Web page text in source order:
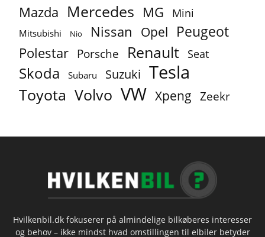
Mazda Mercedes MG Mini
Mitsubishi Nio Nissan Opel Peugeot
Polestar Porsche Renault Seat
Skoda Subaru Suzuki Tesla
Toyota Volvo VW Xpeng Zeekr
Hvilkenbil.dk fokuserer på almindelige bilkøberes interesser
og behov – ikke mindst hvad omstillingen til elbiler betyder